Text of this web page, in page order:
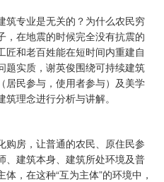
筑专业是无关的？为什么农民穷
，在地震的时候完全没有抗震的
匠和老百姓能在短时间内重建自
实质，谢英俊围绕可持续建筑
居民参与，使用者参与）及美学
理念进行分析与讲解。
购房，让普通的农民、原住民参
、建筑本身、建筑所处环境及普
，在这种“互为主体”的环境中，